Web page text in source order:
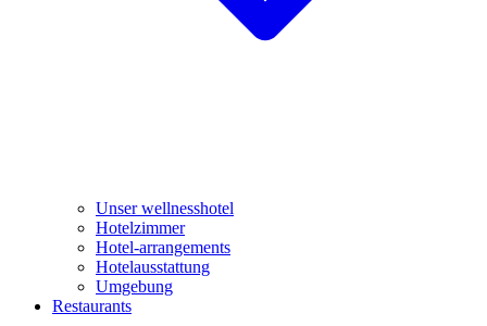
Unser wellnesshotel
Hotelzimmer
Hotel-arrangements
Hotelausstattung
Umgebung
Restaurants